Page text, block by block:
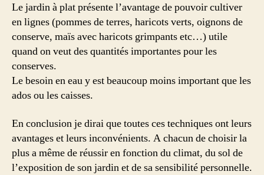
Le jardin à plat présente l’avantage de pouvoir cultiver
en lignes (pommes de terres, haricots verts, oignons de
conserve, maïs avec haricots grimpants etc…) utile
quand on veut des quantités importantes pour les
conserves.
Le besoin en eau y est beaucoup moins important que les
ados ou les caisses.
En conclusion je dirai que toutes ces techniques ont leurs
avantages et leurs inconvénients. A chacun de choisir la
plus a même de réussir en fonction du climat, du sol de
l’exposition de son jardin et de sa sensibilité personnelle.